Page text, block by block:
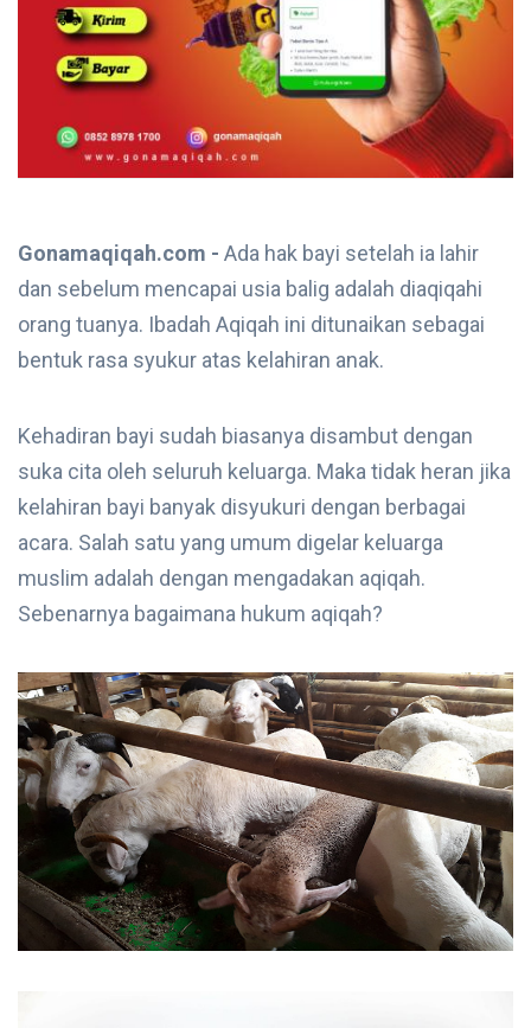
Gonamaqiqah.com - Ada hak bayi setelah ia lahir
dan sebelum mencapai usia balig adalah diaqiqahi
orang tuanya. Ibadah Aqiqah ini ditunaikan sebagai
bentuk rasa syukur atas kelahiran anak.
Kehadiran bayi sudah biasanya disambut dengan
suka cita oleh seluruh keluarga. Maka tidak heran jika
kelahiran bayi banyak disyukuri dengan berbagai
acara. Salah satu yang umum digelar keluarga
muslim adalah dengan mengadakan aqiqah.
Sebenarnya bagaimana hukum aqiqah?